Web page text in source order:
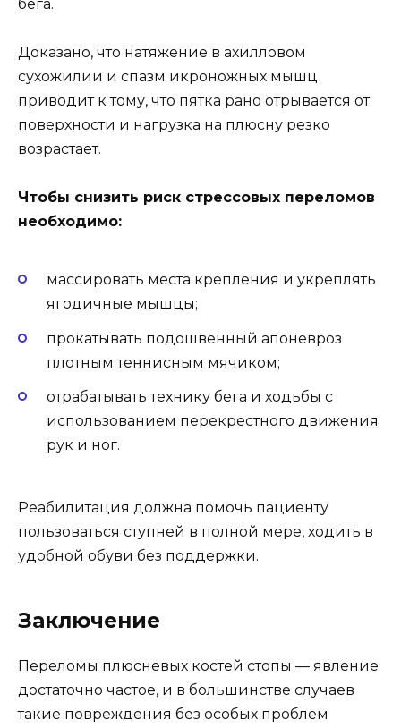
бега.
Доказано, что натяжение в ахилловом
сухожилии и спазм икроножных мышц
приводит к тому, что пятка рано отрывается от
поверхности и нагрузка на плюсну резко
возрастает.
Чтобы снизить риск стрессовых переломов
необходимо:
массировать места крепления и укреплять
ягодичные мышцы;
прокатывать подошвенный апоневроз
плотным теннисным мячиком;
отрабатывать технику бега и ходьбы с
использованием перекрестного движения
рук и ног.
Реабилитация должна помочь пациенту
пользоваться ступней в полной мере, ходить в
удобной обуви без поддержки.
Заключение
Переломы плюсневых костей стопы — явление
достаточно частое, и в большинстве случаев
такие повреждения без особых проблем